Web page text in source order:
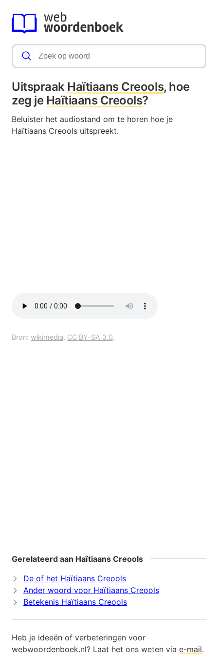
Uitspraak Haïtiaans Creools, hoe
zeg je Haïtiaans Creools?
Beluister het audiostand om te horen hoe je
Haïtiaans Creools uitspreekt.
Bron: wikimedia, CC BY-SA 3.0.
Gerelateerd aan Haïtiaans Creools
De of het Haïtiaans Creools
Ander woord voor Haïtiaans Creools
Betekenis Haïtiaans Creools
Heb je ideeën of verbeteringen voor
webwoordenboek.nl? Laat het ons weten via e-mail.